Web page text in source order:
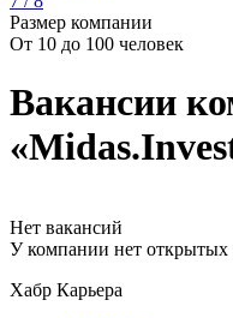
Размер компании
От 10 до 100 человек
Вакансии
Нет вакансий
У компании нет открытых
Хабр Карьера